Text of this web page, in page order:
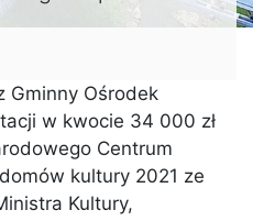
Gminny Ośrodek
w kwocie 34 000 zł
Centrum
kultury 2021 ze
Kultury,